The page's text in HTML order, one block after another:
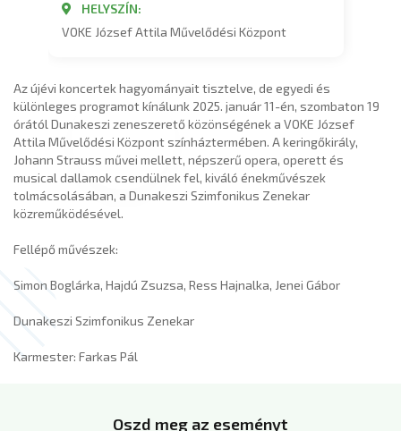
HELYSZÍN:
VOKE József Attila Művelődési Központ
Az újévi koncertek hagyományait tisztelve, de egyedi és
különleges programot kínálunk 2025. január 11-én, szombaton 19
órától Dunakeszi zeneszerető közönségének a VOKE József
Attila Művelődési Központ színháztermében. A keringőkirály,
Johann Strauss művei mellett, népszerű opera, operett és
musical dallamok csendülnek fel, kiváló énekművészek
tolmácsolásában, a Dunakeszi Szimfonikus Zenekar
közreműködésével.
Fellépő művészek:
Simon Boglárka, Hajdú Zsuzsa, Ress Hajnalka, Jenei Gábor
Dunakeszi Szimfonikus Zenekar
Karmester: Farkas Pál
Oszd meg az eseményt